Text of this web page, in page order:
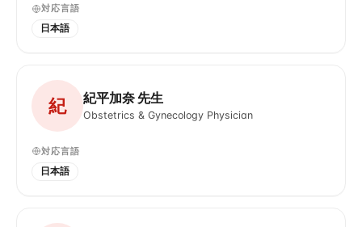
対応言語
日本語
紀 紀平加奈 先生
Obstetrics & Gynecology Physician
対応言語
日本語